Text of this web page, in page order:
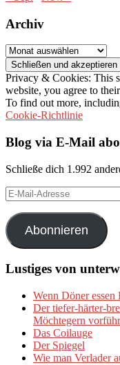
Archiv
Archiv
Privacy & Cookies: This
website, you agree to
To find out more,
Cookie-Richtlinie
Blog via E-Mail
Schließe dich 1.992
E-
Mail-
Adresse
Abonnieren
Lustiges von
Wenn Döner essen
Der tiefer-härter-
Möchtegern
Das Coilauge
Der Spiegel
Wie man Verlader